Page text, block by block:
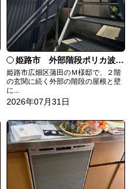
姫路市 外部階段ポリカ波板張替工事
姫路市広畑区蒲田のＭ様邸で、２階
の玄関に続く外部の階段の屋根と壁
に...
2026年07月31日